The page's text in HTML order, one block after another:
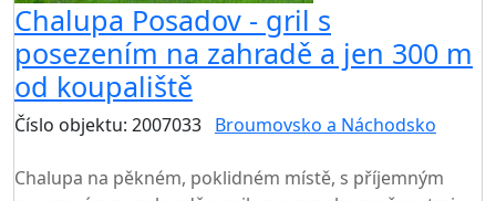
Chalupa Posadov - gril s
posezením na zahradě a jen 300 m
od koupaliště
Číslo objektu: 2007033 Broumovsko a Náchodsko
Chalupa na pěkném, poklidném místě, s příjemným